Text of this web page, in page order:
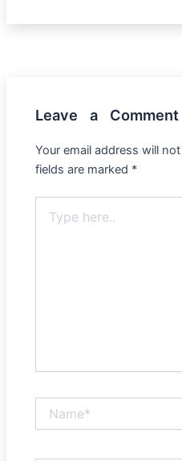
Leave a Comment
Your email address will
fields are marked *
here..